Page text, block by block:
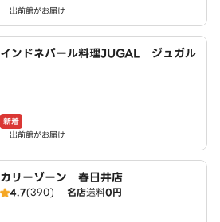
出前館がお届け
インドネパール料理JUGAL ジュガル
新着
出前館がお届け
カリーゾーン 春日井店
4.7(390) 名店送料0円